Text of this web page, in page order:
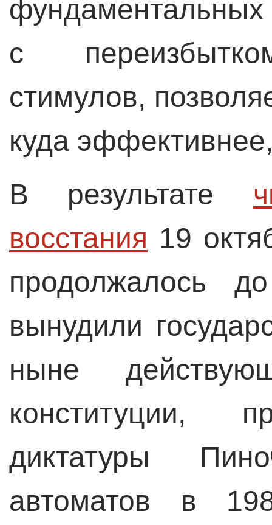
с
стимулов,
куда
В результате
восстания 19
продолжалось
вынудили
ныне
конституции,
диктатуры
автоматов в